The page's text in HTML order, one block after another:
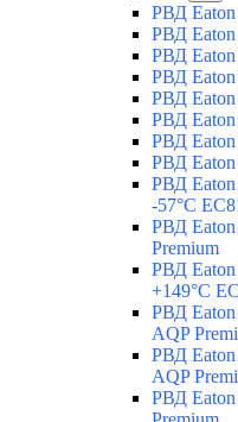
РВД Eaton
РВД Eaton
РВД Eaton
РВД Eaton
РВД Eaton
РВД Eaton
РВД Eaton
РВД Eaton
РВД
-57°C
РВД Eaton
Premium
РВД Eaton
+149°C
РВД Eaton
AQP
РВД Eaton
AQP
РВД